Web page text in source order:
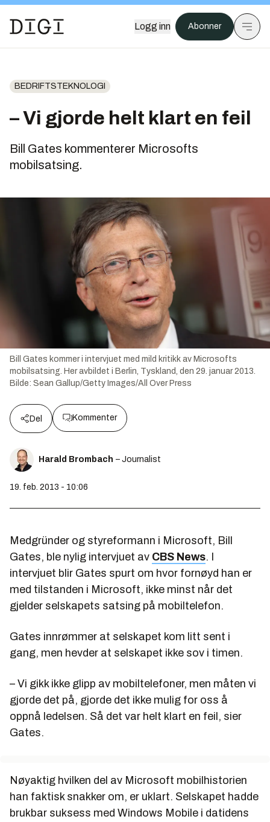
Logg inn Abonner
BEDRIFTSTEKNOLOGI
– Vi gjorde helt klart en feil
Bill Gates kommenterer Microsofts
mobilsatsing.
Bill Gates kommer i intervjuet med mild kritikk av Microsofts
mobilsatsing. Her avbildet i Berlin, Tyskland, den 29. januar 2013.
Bilde: Sean Gallup/Getty Images/All Over Press
Del Kommenter
Harald Brombach – Journalist
19. feb. 2013 - 10:06
Medgründer og styreformann i Microsoft, Bill
Gates, ble nylig intervjuet av CBS News. I
intervjuet blir Gates spurt om hvor fornøyd han er
med tilstanden i Microsoft, ikke minst når det
gjelder selskapets satsing på mobiltelefon.
Gates innrømmer at selskapet kom litt sent i
gang, men hevder at selskapet ikke sov i timen.
– Vi gikk ikke glipp av mobiltelefoner, men måten vi
gjorde det på, gjorde det ikke mulig for oss å
oppnå ledelsen. Så det var helt klart en feil, sier
Gates.
Nøyaktig hvilken del av Microsoft mobilhistorien
han faktisk snakker om, er uklart. Selskapet hadde
brukbar suksess med Windows Mobile i datidens